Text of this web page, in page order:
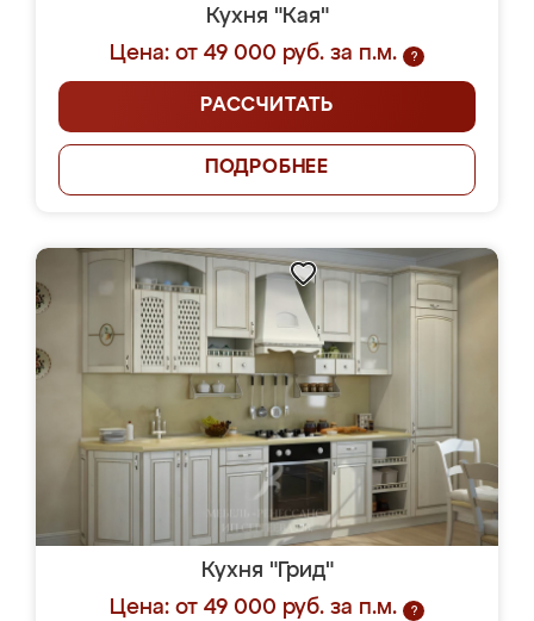
Кухня "Кая"
Цена: от 49 000 руб. за п.м.
?
РАССЧИТАТЬ
ПОДРОБНЕЕ
Кухня "Грид"
Цена: от 49 000 руб. за п.м.
?